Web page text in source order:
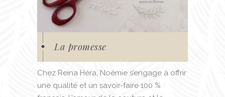
La promesse
Chez Reina Héra, Noémie s’engage à offrir
une qualité et un savoir-faire 100 %